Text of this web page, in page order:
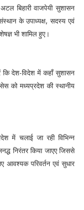
बिहारी वाजपेयी सुशासन
के उपाध्यक्ष, सदस्य एवं
भी शामिल हुए।
कि देश-विदेश में कहाँ सुशासन
को मध्यप्रदेश की स्थानीय
में चलाई जा रही विभिन्न
निरंतर किया जाएए जिससे
परिवर्तन एवं सुधार